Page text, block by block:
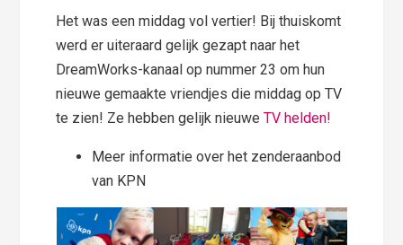
Het was een middag vol vertier! Bij thuiskomt
werd er uiteraard gelijk gezapt naar het
DreamWorks-kanaal op nummer 23 om hun
nieuwe gemaakte vriendjes die middag op TV
te zien! Ze hebben gelijk nieuweTV helden!
Meer informatie over het zenderaanbod
van KPN